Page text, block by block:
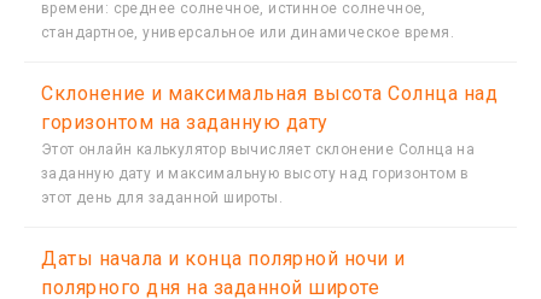
времени: среднее солнечное, истинное солнечное,
стандартное, универсальное или динамическое время.
Склонение и максимальная высота Солнца над
горизонтом на заданную дату
Этот онлайн калькулятор вычисляет склонение Солнца на
заданную дату и максимальную высоту над горизонтом в
этот день для заданной широты.
Даты начала и конца полярной ночи и
полярного дня на заданной широте